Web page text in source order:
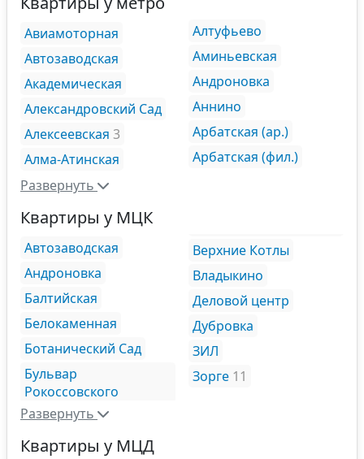
Авиамоторная
Автозаводская
Академическая
Александровский Сад
Алексеевская 3
Алма-Атинская
Алтуфьево
Аминьевская
Андроновка
Аннино
Арбатская (ар.)
Арбатская (фил.)
Развернуть
Квартиры у МЦК
Автозаводская
Андроновка
Балтийская
Белокаменная
Ботанический Сад
Бульвар
Рокоссовского
Верхние Котлы
Владыкино
Деловой центр
Дубровка
ЗИЛ
Зорге 11
Развернуть
Квартиры у МЦД